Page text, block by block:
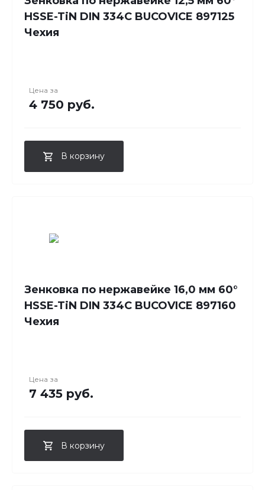
HSSE-TiN DIN 334C BUCOVICE 897125
Чехия
Цена за
4 750 руб.
В корзину
Зенковка по нержавейке 16,0 мм 60°
HSSE-TiN DIN 334C BUCOVICE 897160
Чехия
Цена за
7 435 руб.
В корзину